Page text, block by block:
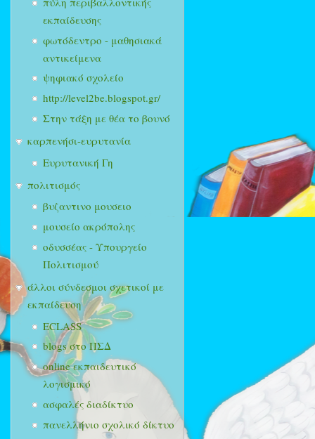
εκπαίδευσης
φωτόδεντρο - μαθησιακά
αντικείμενα
ψηφιακό σχολείο
http://level2be.blogspot.gr/
Στην τάξη με θέα το βουνό
καρπενήσι-ευρυτανία
Ευρυτανική Γη
πολιτισμός
βυζαντινο μουσειο
μουσείο ακρόπολης
οδυσσέας - Υπουργείο
Πολιτισμού
άλλοι σύνδεσμοι σχετικοί με
εκπαίδευση
ECLASS
blogs στο ΠΣΔ
online εκπαιδευτικό
λογισμικό
ασφαλές διαδίκτυο
πανελλήνιο σχολικό δίκτυο